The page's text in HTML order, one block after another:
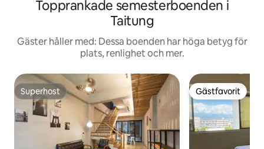
Topprankade semesterboenden i
Taitung
Gäster håller med: Dessa boenden har höga betyg för
plats, renlighet och mer.
Superhost
Superhost Gästfavorit
Gästfavorit